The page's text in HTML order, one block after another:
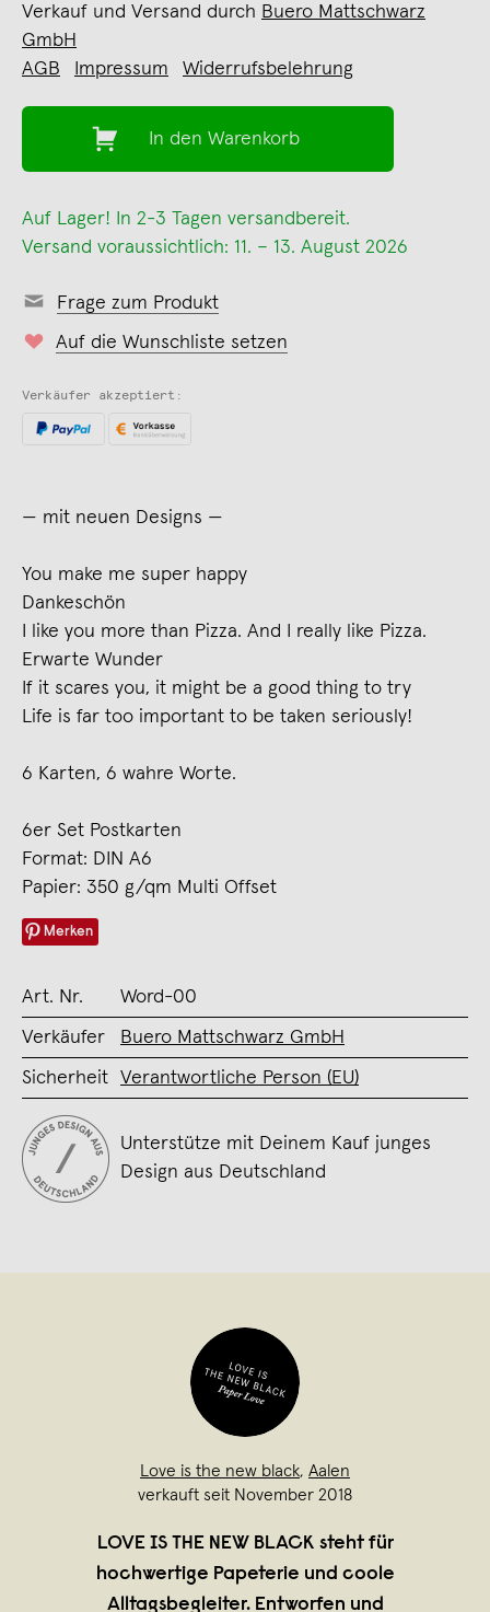
Verkauf und Versand durch Buero Mattschwarz
GmbH
AGB
Impressum Widerrufsbelehrung
In den Warenkorb
Auf Lager! In 2-3 Tagen versandbereit.
Versand voraussichtlich: 11. – 13. August 2026
Frage zum Produkt
Auf die Wunschliste setzen
Verkäufer akzeptiert:
— mit neuen Designs —
You make me super happy
Dankeschön
I like you more than Pizza. And I really like Pizza.
Erwarte Wunder
If it scares you, it might be a good thing to try
Life is far too important to be taken seriously!
6 Karten, 6 wahre Worte.
6er Set Postkarten
Format: DIN A6
Papier: 350 g/qm Multi Offset
Merken
Art. Nr. Word-00
Verkäufer Buero Mattschwarz GmbH
Sicherheit Verantwortliche Person (EU)
Unterstütze mit Deinem Kauf junges
Design aus Deutschland
Love is the new black, Aalen
verkauft seit November 2018
LOVE IS THE NEW BLACK steht für
hochwertige Papeterie und coole
Alltagsbegleiter. Entworfen und